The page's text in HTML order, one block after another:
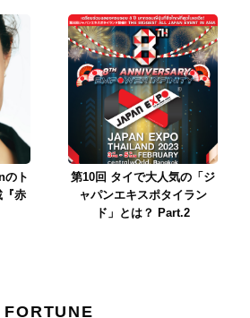
のト
『赤
第10回 タイで大人気の「ジ
ャパンエキスポタイラン
ド」とは？ Part.2
FORTUNE